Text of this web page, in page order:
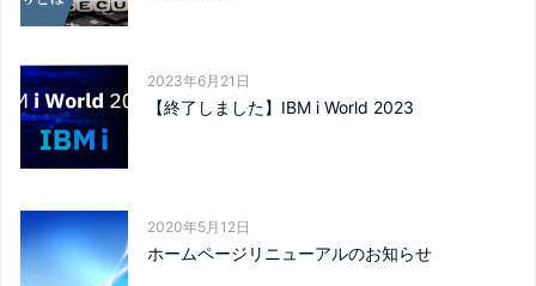
2023年6月21日
【終了しました】IBM i World 2023
2020年5月12日
ホームページリニューアルのお知らせ